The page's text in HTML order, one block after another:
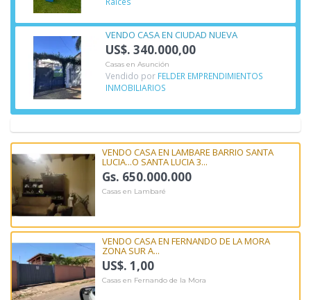
VENDO CASA EN CIUDAD NUEVA
US$. 340.000,00
Casas en Asunción
Vendido por FELDER EMPRENDIMIENTOS
INMOBILIARIOS
VENDO CASA EN LAMBARE BARRIO SANTA
LUCIA...O SANTA LUCIA 3...
Gs. 650.000.000
Casas en Lambaré
VENDO CASA EN FERNANDO DE LA MORA
ZONA SUR A...
US$. 1,00
Casas en Fernando de la Mora